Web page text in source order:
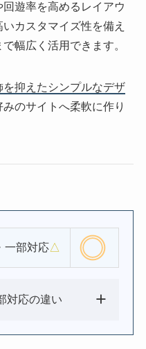
遊率を高めるレイアウ
カスタマイズ性を備え
幅広く活用できます。
抑えたシンプルなデザ
のサイトへ柔軟に作り
一部対応△
対応の違い